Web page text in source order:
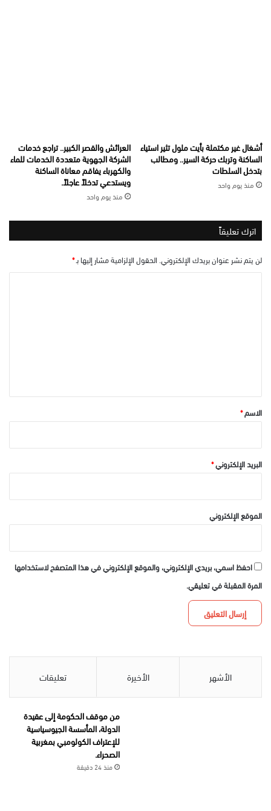
أشغال غير مكتملة بأيت ملول تثير استياء
الساكنة وتربك حركة السير.. ومطالب
بتدخل السلطات
منذ يوم واحد
العرائش والقصر الكبير.. تراجع خدمات
الشركة الجهوية متعددة الخدمات للماء
والكهرباء يفاقم معاناة الساكنة
ويستدعي تدخلاً عاجلاً.
منذ يوم واحد
اترك تعليقاً
لن يتم نشر عنوان بريدك الإلكتروني. الحقول الإلزامية مشار إليها بـ*
*الاسم*
البريد الإلكتروني*
الموقع الإلكتروني
احفظ اسمي، بريدي الإلكتروني، والموقع الإلكتروني في هذا المتصفح لاستخدامها
المرة المقبلة في تعليقي.
الأشهر الأخيرة تعليقات
من موقف الحكومة إلى عقيدة
الدولة، المأسسة الجيوسياسية
للإعتراف الكولومبي بمغربية
الصحراء.
منذ 24 دقيقة